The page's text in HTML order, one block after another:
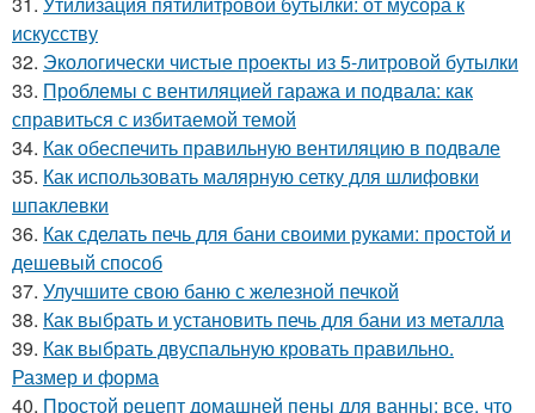
искусству
32. Экологически чистые проекты из 5-литровой бутылки
33. Проблемы с вентиляцией гаража и подвала: как
справиться с избитаемой темой
34. Как обеспечить правильную вентиляцию в подвале
35. Как использовать малярную сетку для шлифовки
шпаклевки
36. Как сделать печь для бани своими руками: простой и
дешевый способ
37. Улучшите свою баню с железной печкой
38. Как выбрать и установить печь для бани из металла
39. Как выбрать двуспальную кровать правильно.
Размер и форма
40. Простой рецепт домашней пены для ванны: все, что